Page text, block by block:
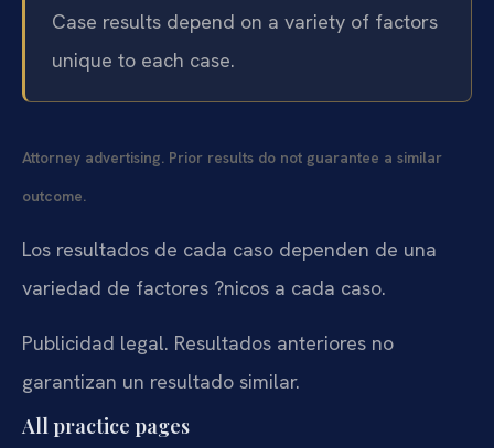
Case results depend on a variety of factors
unique to each case.
Attorney advertising. Prior results do not guarantee a similar
outcome.
Los resultados de cada caso dependen de una
variedad de factores ?nicos a cada caso.
Publicidad legal. Resultados anteriores no
garantizan un resultado similar.
All practice pages